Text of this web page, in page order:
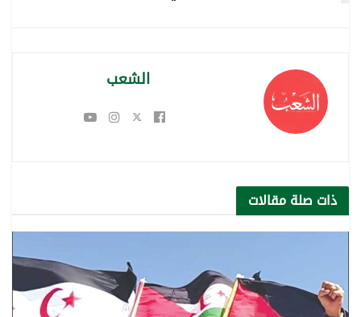
الشعب
ذات صلةمقالات